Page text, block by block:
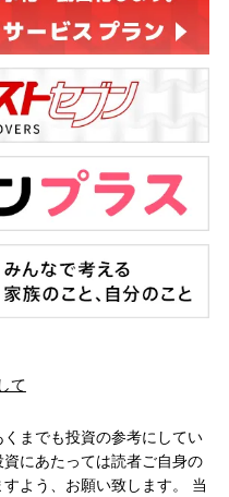
て
までも投資の参考にしてい
にあたっては読者ご自身の
よう、お願い致します。 当